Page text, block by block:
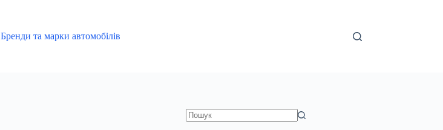
Бренди та марки автомобілів